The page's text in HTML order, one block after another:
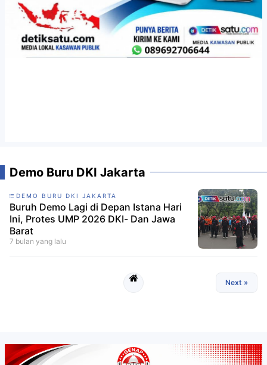
Demo Buru DKI Jakarta
DEMO BURU DKI JAKARTA
Buruh Demo Lagi di Depan Istana Hari
Ini, Protes UMP 2026 DKI- Dan Jawa
Barat
7 bulan yang lalu
Next »